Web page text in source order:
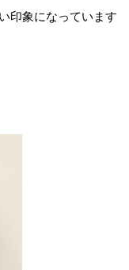
印象になっています